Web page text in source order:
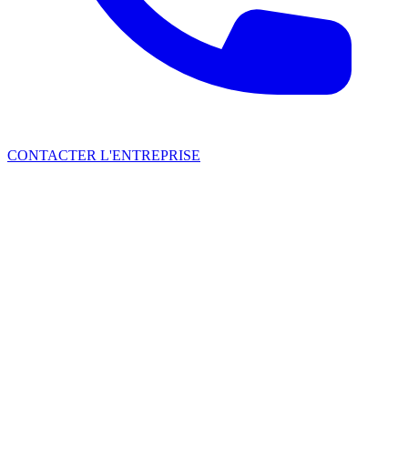
CONTACTER L'ENTREPRISE